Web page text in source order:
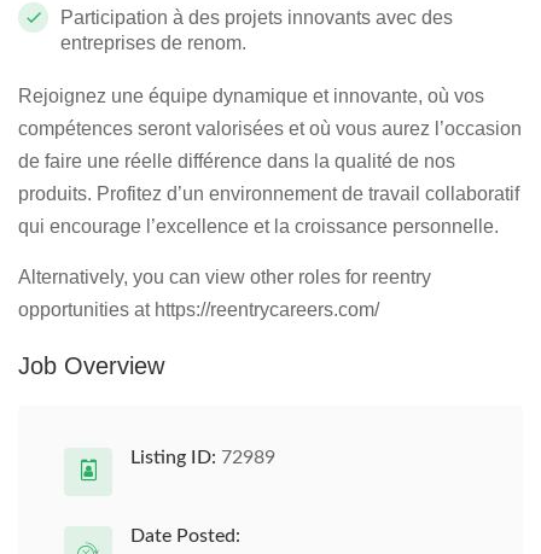
Participation à des projets innovants avec des
entreprises de renom.
Rejoignez une équipe dynamique et innovante, où vos
compétences seront valorisées et où vous aurez l’occasion
de faire une réelle différence dans la qualité de nos
produits. Profitez d’un environnement de travail collaboratif
qui encourage l’excellence et la croissance personnelle.
Alternatively, you can view other roles for reentry
opportunities at https://reentrycareers.com/
Job Overview
Listing ID: 72989
Date Posted: